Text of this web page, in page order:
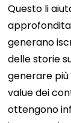
Questo li
generano
delle storie
generare
value dei
ottengono